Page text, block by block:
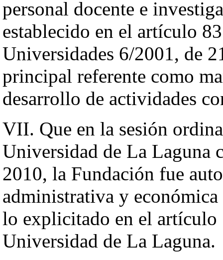
personal docente e
establecido en el artículo
Universidades 6/2001, de
principal referente como
desarrollo de actividades
VII. Que en la sesión
Universidad de La Laguna
2010, la Fundación fue
administrativa y
lo explicitado en el artículo
Universidad de La Laguna.